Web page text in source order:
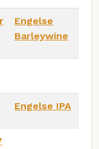
Engelse
Barleywine
Engelse IPA